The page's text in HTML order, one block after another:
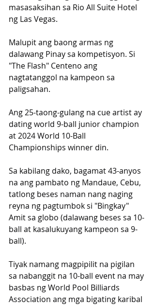
masasaksihan sa Rio All Suite Hotel
ng Las Vegas.
Malupit ang baong armas ng
dalawang Pinay sa kompetisyon. Si
"The Flash" Centeno ang
nagtatanggol na kampeon sa
paligsahan.
Ang 25-taong-gulang na cue artist ay
dating world 9-ball junior champion
at 2024 World 10-Ball
Championships winner din.
Sa kabilang dako, bagamat 43-anyos
na ang pambato ng Mandaue, Cebu,
tatlong beses naman nang naging
reyna ng pagtumbok si "Bingkay"
Amit sa globo (dalawang beses sa 10-
ball at kasalukuyang kampeon sa 9-
ball).
Tiyak namang magpipilit na pigilan
sa nabanggit na 10-ball event na may
basbas ng World Pool Billiards
Association ang mga bigating karibal